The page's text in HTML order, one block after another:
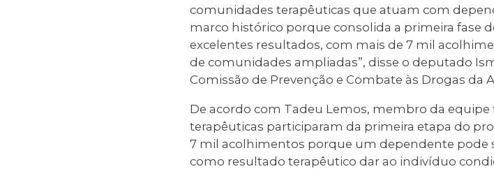
comunidades terapêuticas que atuam com
marco histórico porque consolida a primeira fase
excelentes resultados, com mais de 7 mil
de comunidades ampliadas”, disse o deputado
Comissão de Prevenção e Combate às Drogas da
De acordo com Tadeu Lemos, membro da equipe
terapêuticas participaram da primeira etapa do
7 mil acolhimentos porque um dependente pode
como resultado terapêutico dar ao indivíduo